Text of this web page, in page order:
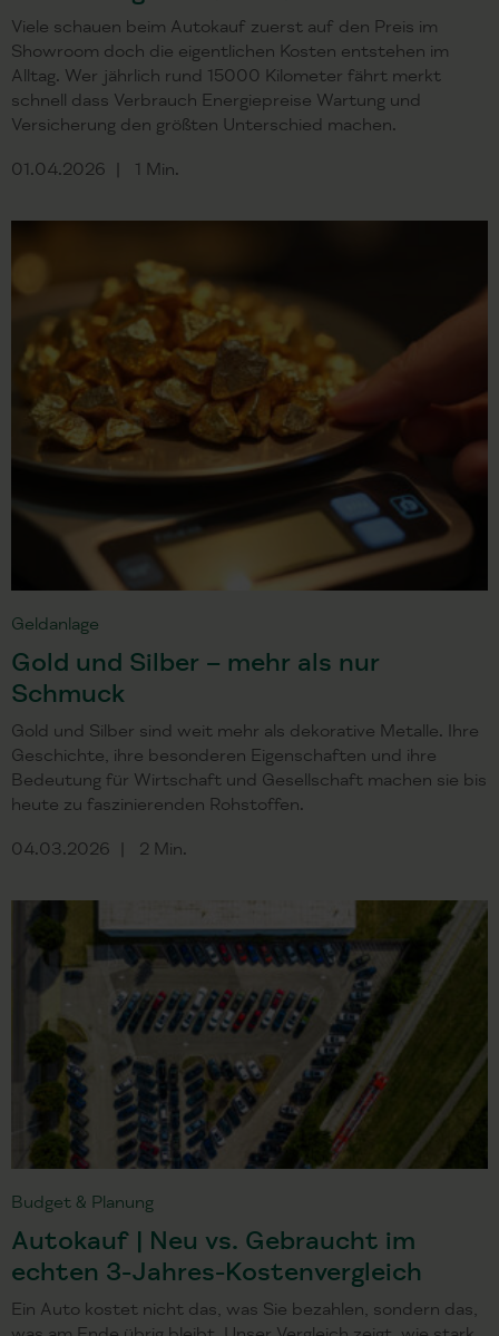
Viele schauen beim Autokauf zuerst auf den Preis im
Showroom doch die eigentlichen Kosten entstehen im
Alltag. Wer jährlich rund 15000 Kilometer fährt merkt
schnell dass Verbrauch Energiepreise Wartung und
Versicherung den größten Unterschied machen.
01.04.2026 1 Min.
Geldanlage
Gold und Silber – mehr als nur
Schmuck
Gold und Silber sind weit mehr als dekorative Metalle. Ihre
Geschichte, ihre besonderen Eigenschaften und ihre
Bedeutung für Wirtschaft und Gesellschaft machen sie bis
heute zu faszinierenden Rohstoffen.
04.03.2026 2 Min.
Budget & Planung
Autokauf | Neu vs. Gebraucht im
echten 3-Jahres-Kostenvergleich
Ein Auto kostet nicht das, was Sie bezahlen, sondern das,
was am Ende übrig bleibt. Unser Vergleich zeigt, wie stark